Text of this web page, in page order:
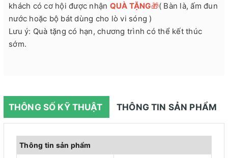
khách có cơ hội được nhận QUÀ TẶNG🎁( Bàn là, ấm đun
nước hoặc bộ bát dùng cho lò vi sóng )
Lưu ý: Quà tặng có hạn, chương trình có thể kết thúc
sớm.
THÔNG SỐ KỸ THUẬT THÔNG TIN SẢN PHẨM
Thông tin sản phẩm